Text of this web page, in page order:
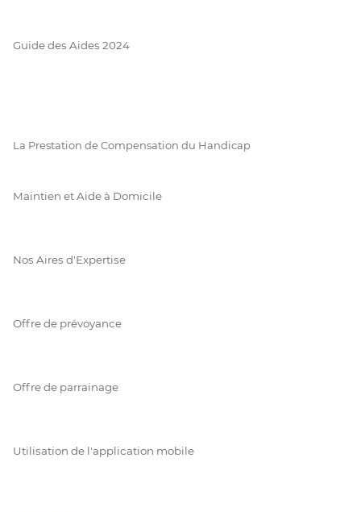
Guide des Aides 2024
La Prestation de Compensation du Handicap
Maintien et Aide à Domicile
Nos Aires d'Expertise
Offre de prévoyance
Offre de parrainage
Utilisation de l'application mobile